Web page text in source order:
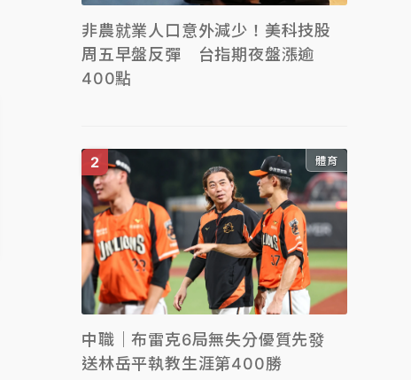
非農就業人口意外減少！美科技股
周五早盤反彈 台指期夜盤漲逾
400點
體育
中職｜布雷克6局無失分優質先發
送林岳平執教生涯第400勝